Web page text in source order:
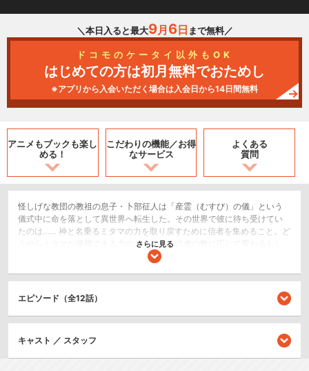
＼本日入ると最大9月 6日 まで無料／
ドコモのケータイ以外もOK
はじめての方は初月無料でおためし
※アプリから入会いただく場合は入会日から14日間無料
アニメもブックも楽し
める！
こだわりの機能／お得
なサービス
よくある
質問
怪しげな教団の教祖の息子・卜部征人は「産霊（むすび）の儀」という
儀式中に命を落として異世界へ転生した。その世界で彼に待ち受けてい
たのは…… 神と名乗るミタマの力を取り戻すために信者を集めること。ど
うやらミタマが発揮できる力の大きさは、信者の数に応じて変わるらし
いのだが、肝心な信者数は……まさかの“０”!? 「うそ…ボクの信者、いな
め、また村を発展させるためにはミタマの力が必要だという。ミタマの
力を取り戻すべく、征人はあの手この手を使いながら今日も信者集めに
奔走する。果たして、ミタマの信者は集まるのか。そして、征人はこの
世界で生き残れるのか――！神無き世界で繰り広げられる、ポンコツ神
さらに見る
エピソード（全12話）
キャスト ／ スタッフ